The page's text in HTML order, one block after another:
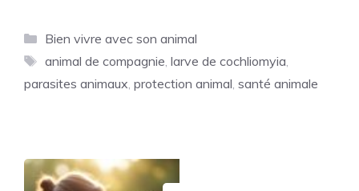
Catégories
Bien vivre avec son animal
Étiquettes
animal de compagnie, larve de cochliomyia,
parasites animaux, protection animal, santé animale